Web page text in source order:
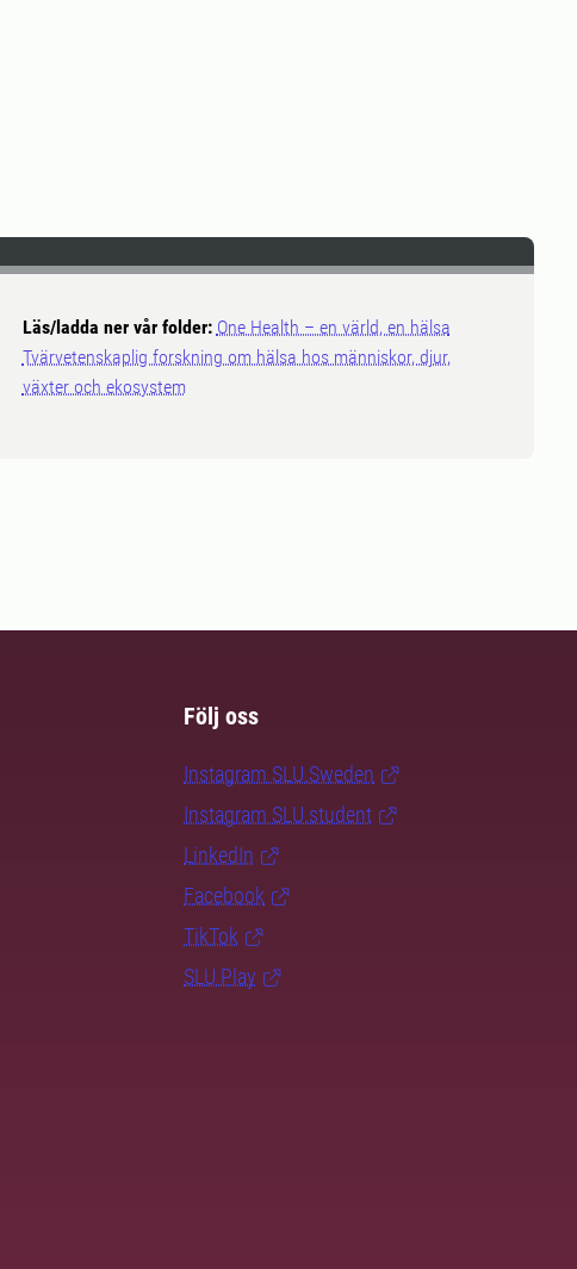
Läs/ladda ner vår folder: One Health – en värld, en hälsa
Tvärvetenskaplig forskning om hälsa hos människor, djur,
växter och ekosystem
Följ oss
Instagram SLU.Sweden
Instagram SLU.student
LinkedIn
Facebook
TikTok
SLU Play